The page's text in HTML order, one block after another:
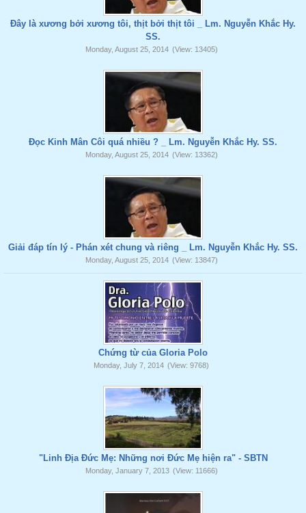
Đây là xương bởi xương tôi, thịt bởi thịt tôi _ Lm. Nguyễn Khắc Hy.
SS.
Monday, August 25, 2014 (View: 13405)
Đọc Kinh Mân Côi quá nhiều ? _ Lm. Nguyễn Khắc Hy. SS.
Monday, August 25, 2014 (View: 13362)
Giải đáp tín lý - Phán xét chung và riêng _ Lm. Nguyễn Khắc Hy. SS.
Monday, August 25, 2014 (View: 13847)
Chứng từ của Gloria Polo
Monday, July 7, 2014 (View: 9768)
"Linh Địa Đức Mẹ: Những nơi Đức Mẹ hiện ra" - SBTN
Monday, January 7, 2013 (View: 11666)